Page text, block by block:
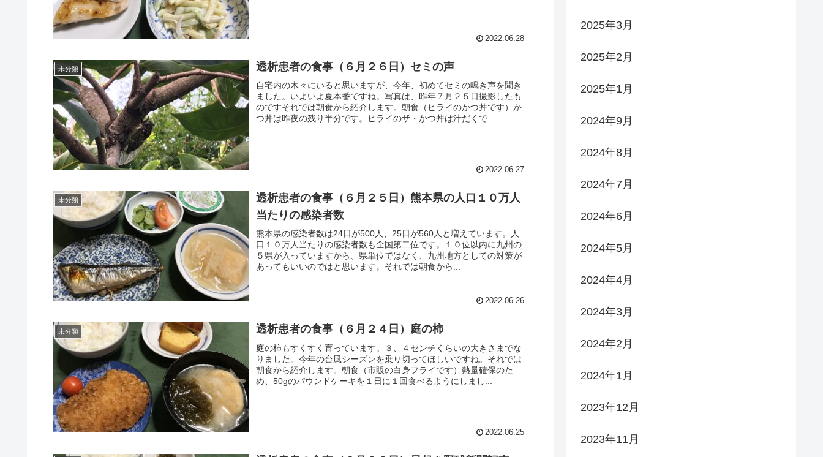
2022.06.28
未分類 透析患者の食事（６月２６日）セミの声
自宅内の木々にいると思いますが、今年、初めてセミの鳴き声を聞き
ました。いよいよ夏本番ですね。写真は、昨年７月２５日撮影したも
のですそれでは朝食から紹介します。朝食（ヒライのかつ丼です）か
つ丼は昨夜の残り半分です。ヒライのザ・かつ丼は汁だくで...
2022.06.27
未分類
透析患者の食事（６月２５日）熊本県の人口１０万人
当たりの感染者数
熊本県の感染者数は24日が500人、25日が560人と増えています。人
口１０万人当たりの感染者数も全国第二位です。１０位以内に九州の
５県が入っていますから、県単位ではなく、九州地方としての対策が
あってもいいのではと思います。それでは朝食から...
2022.06.26
未分類 透析患者の食事（６月２４日）庭の柿
庭の柿もすくすく育っています。３、４センチくらいの大きさまでな
りました。今年の台風シーズンを乗り切ってほしいですね。それでは
朝食から紹介します。朝食（市販の白身フライです）熱量確保のた
め、50gのパウンドケーキを１日に１回食べるようにしまし...
2022.06.25
2025年3月
2025年2月
2025年1月
2024年9月
2024年8月
2024年7月
2024年6月
2024年5月
2024年4月
2024年3月
2024年2月
2024年1月
2023年12月
2023年11月